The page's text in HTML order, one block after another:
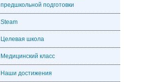
предшкольной подготовки
Steam
Целевая школа
Медицинский класс
Наши достижения